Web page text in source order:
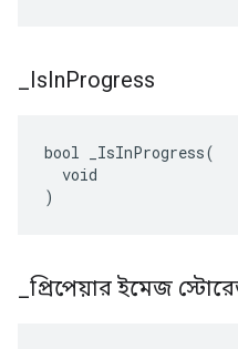
IsInProgress
bool _IsInProgress(
  void
)
প্রিপেয়ার ইমেজ